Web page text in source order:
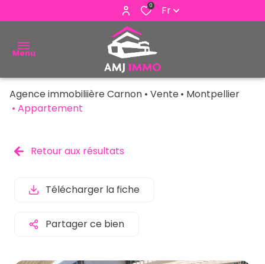
0 Fr
Menu
ACHETER
ESTIMER
ALERTE
E-MAIL
NOUS
Agence immobiliière Carnon Vente
Montpellier
Appartement
Retour aux résultats
Télécharger la fiche
Partager ce bien